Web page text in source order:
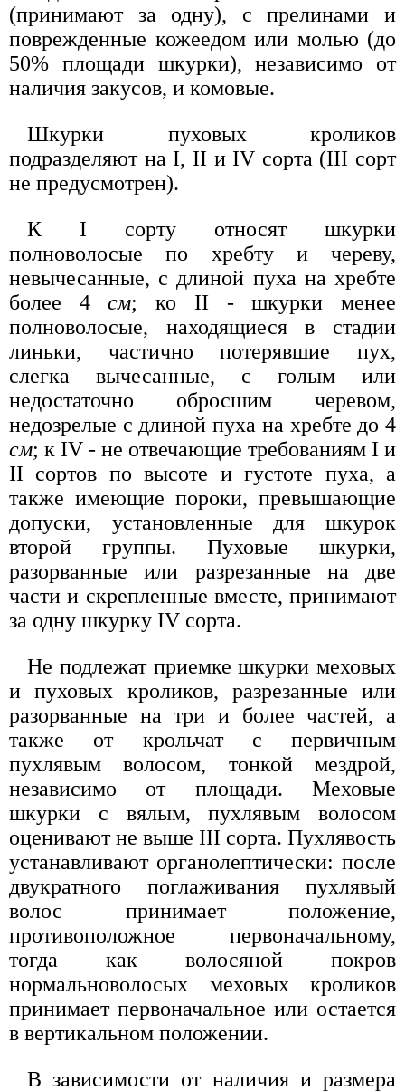
(принимают за одну), с прелинами и
поврежденные кожеедом или молью (до
50% площади шкурки), независимо от
наличия закусов, и комовые.
Шкурки пуховых кроликов
подразделяют на I, II и IV сорта (III сорт
не предусмотрен).
К I сорту относят шкурки
полноволосые по хребту и череву,
невычесанные, с длиной пуха на хребте
более 4см; ко II - шкурки менее
полноволосые, находящиеся в стадии
линьки, частично потерявшие пух,
слегка вычесанные, с голым или
недостаточно обросшим черевом,
недозрелые с длиной пуха на хребте до 4
см; к IV - не отвечающие требованиям I и
II сортов по высоте и густоте пуха, а
также имеющие пороки, превышающие
допуски, установленные для шкурок
второй группы. Пуховые шкурки,
разорванные или разрезанные на две
части и скрепленные вместе, принимают
за одну шкурку IV сорта.
Не подлежат приемке шкурки меховых
и пуховых кроликов, разрезанные или
разорванные на три и более частей, а
также от крольчат с первичным
пухлявым волосом, тонкой мездрой,
независимо от площади. Меховые
шкурки с вялым, пухлявым волосом
оценивают не выше III сорта. Пухлявость
устанавливают органолептически: после
двукратного поглаживания пухлявый
волос принимает положение,
противоположное первоначальному,
тогда как волосяной покров
нормальноволосых меховых кроликов
принимает первоначальное или остается
в вертикальном положении.
В зависимости от наличия и размера